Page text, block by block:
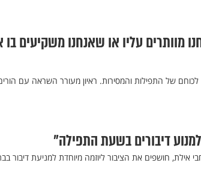
מוותרים עליו או שאנחנו משקיעים
ההוכחה לכוחם של התפילות והמסירות. ראיון מעורר השראה עם
דיבורים בשעת התפילה"
אילת, חושפים את הציבור ליוזמה מיוחדת למניעת דיבור